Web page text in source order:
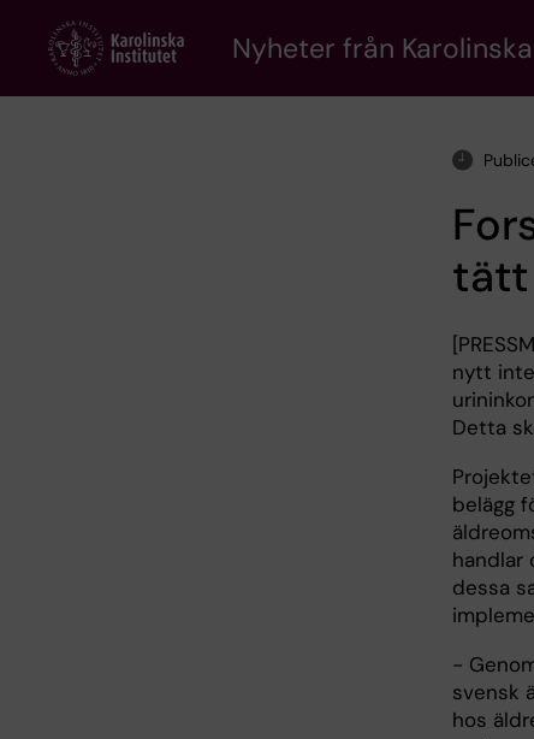
content
Nyheter från
tätt
nytt
Detta
belägg
handlar
dessa
-
svensk
hos